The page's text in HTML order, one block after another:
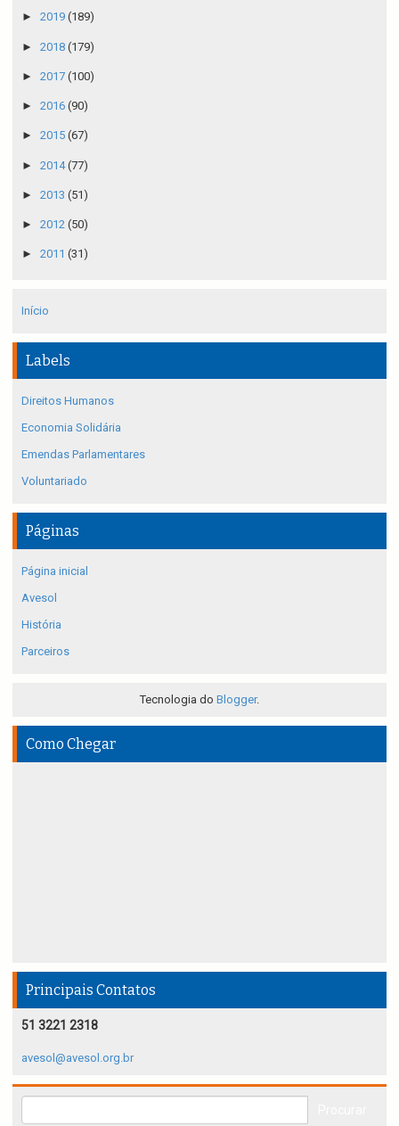
► 2019 (189)
► 2018 (179)
► 2017 (100)
► 2016 (90)
► 2015 (67)
► 2014(77)
► 2013 (51)
► 2012 (50)
► 2011 (31)
Início
Labels
Direitos Humanos
Economia Solidária
Emendas Parlamentares
Voluntariado
Páginas
Página inicial
Avesol
História
Parceiros
Tecnologia do Blogger.
Como Chegar
Principais Contatos
51 3221 2318
avesol@avesol.org.br